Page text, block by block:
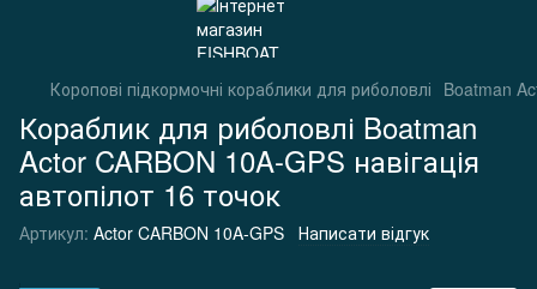
Коропові підкормочні кораблики для риболовлі Boatman
Кораблик для риболовлі Boatman
Actor CARBON 10A-GPS навігація
автопілот 16 точок
Артикул: Actor CARBON 10A-GPS Написати відгук